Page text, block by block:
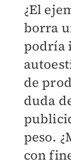
¿El
borra
podría
de
duda
peso.
con